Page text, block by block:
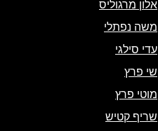
אלון מרגוליס
משה נפתלי
עדי סילגי
שי פרץ
מוטי פרץ
שריף קטיש